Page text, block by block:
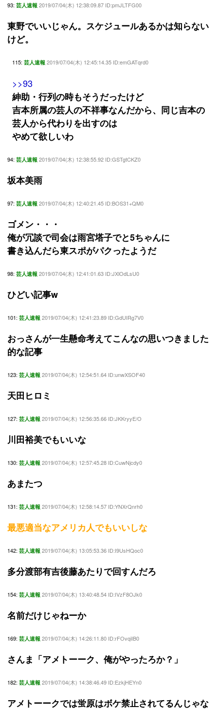
93: 芸人速報 2019/07/04(木) 12:38:09.87 ID:pmJLTFG00
東野でいいじゃん。スケジュールあるかは知らない
けど。
115: 芸人速報 2019/07/04(木) 12:45:14.35 ID:emGATqrd0
>>93
紳助・行列の時もそうだったけど
吉本所属の芸人の不祥事なんだから、同じ吉本の
芸人から代わりを出すのは
やめて欲しいわ
94: 芸人速報 2019/07/04(木) 12:38:55.92 ID:GSTgtCKZ0
坂本美雨
97: 芸人速報 2019/07/04(木) 12:40:21.45 ID:BOS31+QM0
ゴメン・・・
俺が冗談で司会は雨宮塔子でと5ちゃんに
書き込んだら東スポがパクったようだ
98: 芸人速報 2019/07/04(木) 12:41:01.63 ID:JXlOdLsU0
ひどい記事w
101: 芸人速報 2019/07/04(木) 12:41:23.89 ID:GdUIRg7V0
おっさんが一生懸命考えてこんなの思いつきました
的な記事
123: 芸人速報 2019/07/04(木) 12:54:51.64 ID:unwXSOF40
天田ヒロミ
127: 芸人速報 2019/07/04(木) 12:56:35.66 ID:JKKryyE/O
川田裕美でもいいな
130: 芸人速報 2019/07/04(木) 12:57:45.28 ID:CuwNjcdy0
あまたつ
131: 芸人速報 2019/07/04(木) 12:58:14.57 ID:YNXrQnrh0
最悪適当なアメリカ人でもいいしな
142: 芸人速報 2019/07/04(木) 13:05:53.36 ID:I9UsHQoc0
多分渡部有吉後藤あたりで回すんだろ
154: 芸人速報 2019/07/04(木) 13:40:48.54 ID:IVzF8OJk0
名前だけじゃねーか
169: 芸人速報 2019/07/04(木) 14:26:11.80 ID:rFOvqiIB0
さんま「アメトーーク、俺がやったろか？」
182: 芸人速報 2019/07/04(木) 14:38:46.49 ID:EzkjHEYn0
アメトーークでは蛍原はボケ禁止されてるんじゃな